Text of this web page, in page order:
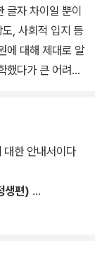
글자 차이일 뿐이
, 사회적 입지 등
에 대해 제대로 알
했다가 큰 어려움
라는 미지의 영역
세 명의 선배 연
있기 때문이다.
은 무슨 의미이
대한 안내서이다
생편)